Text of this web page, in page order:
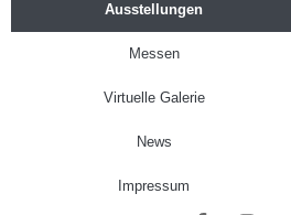
Ausstellungen
Messen
Virtuelle Galerie
News
Impressum